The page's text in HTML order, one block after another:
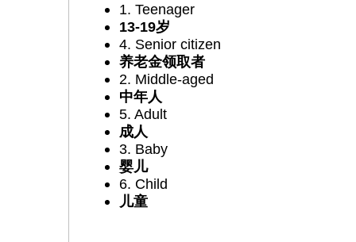
1. Teenager
13-19岁
4. Senior citizen
养老金领取者
2. Middle-aged
中年人
5. Adult
成人
3. Baby
婴儿
6. Child
儿童